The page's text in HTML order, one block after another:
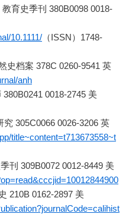
育史季刊 380B0098 0018-
10.1111/ （ISSN）1748-
史档案 378C 0260-9541 英
anh
0018-2745 美
305C0066 0026-3206 英
title~content=t713673558~t
刊 309B0072 0012-8449 美
210B 0162-2897 美